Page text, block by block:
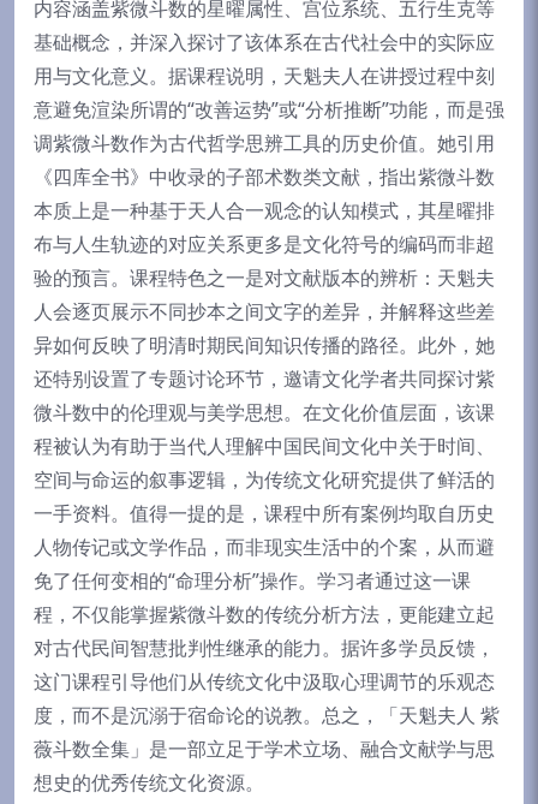
内容涵盖紫微斗数的星曜属性、宫位系统、五行生克等
基础概念，并深入探讨了该体系在古代社会中的实际应
用与文化意义。据课程说明，天魁夫人在讲授过程中刻
意避免渲染所谓的“改善运势”或“分析推断”功能，而是强
调紫微斗数作为古代哲学思辨工具的历史价值。她引用
《四库全书》中收录的子部术数类文献，指出紫微斗数
本质上是一种基于天人合一观念的认知模式，其星曜排
布与人生轨迹的对应关系更多是文化符号的编码而非超
验的预言。课程特色之一是对文献版本的辨析：天魁夫
人会逐页展示不同抄本之间文字的差异，并解释这些差
异如何反映了明清时期民间知识传播的路径。此外，她
还特别设置了专题讨论环节，邀请文化学者共同探讨紫
微斗数中的伦理观与美学思想。在文化价值层面，该课
程被认为有助于当代人理解中国民间文化中关于时间、
空间与命运的叙事逻辑，为传统文化研究提供了鲜活的
一手资料。值得一提的是，课程中所有案例均取自历史
人物传记或文学作品，而非现实生活中的个案，从而避
免了任何变相的“命理分析”操作。学习者通过这一课
程，不仅能掌握紫微斗数的传统分析方法，更能建立起
对古代民间智慧批判性继承的能力。据许多学员反馈，
这门课程引导他们从传统文化中汲取心理调节的乐观态
度，而不是沉溺于宿命论的说教。总之，「天魁夫人 紫
薇斗数全集」是一部立足于学术立场、融合文献学与思
想史的优秀传统文化资源。